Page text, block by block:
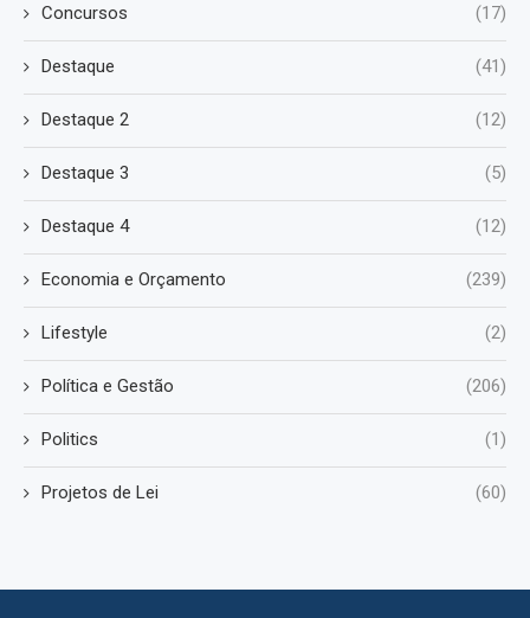
Concursos (17)
Destaque (41)
Destaque 2 (12)
Destaque 3 (5)
Destaque 4 (12)
Economia e Orçamento (239)
Lifestyle (2)
Política e Gestão (206)
Politics (1)
Projetos de Lei (60)